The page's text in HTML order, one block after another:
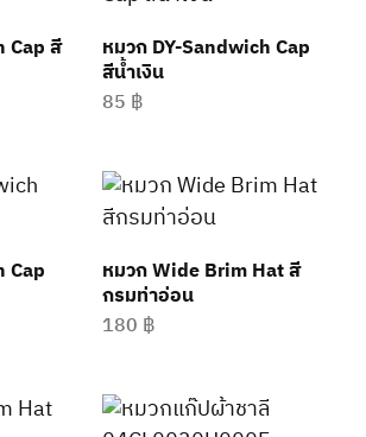
Cap สี หมวก DY-Sandwich Cap
สีน้ำเงิน
85 ฿
Cap หมวก Wide Brim Hat สี
กรมท่าอ่อน
180 ฿